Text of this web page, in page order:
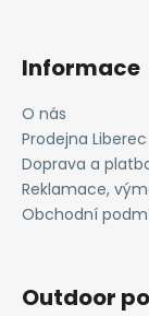
Informace
O nás
Prodejna Liberec
Doprava a
Reklamace,
Obchodní
Outdoor